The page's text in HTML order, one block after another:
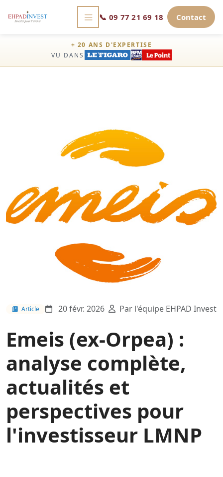
📞 09 77 21 69 18 Contact
+ 20 ANS D'EXPERTISE
VU DANS
Article 20 févr. 2026 Par l'équipe EHPAD Invest
Emeis (ex-Orpea) :
analyse complète,
actualités et
perspectives pour
l'investisseur LMNP